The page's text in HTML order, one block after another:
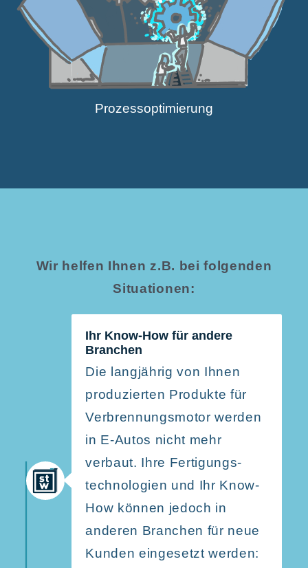
Prozess­op­ti­mierung
Wir helfen Ihnen z.B. bei folgenden
Situationen:
Ihr Know-How für andere
Branchen
Die langjährig von Ihnen
produ­zierten Produkte für
Verbren­nungs­motor werden
in E‑Autos nicht mehr
verbaut. Ihre Ferti­gungs­
tech­no­logien und Ihr Know-
How können jedoch in
anderen Branchen für neue
Kunden einge­setzt werden: